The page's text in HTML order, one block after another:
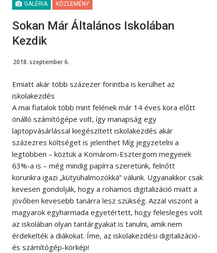
GALÉRIA KÖZLEMÉNY
Sokan Már Általános Iskolában
Kezdik
2018. szeptember 6.
Emiatt akár több százezer forintba is kerülhet az
iskolakezdés
A mai fiatalok több mint felének már 14 éves kora előtt
önálló számítógépe volt, így manapság egy
laptopvásárlással kiegészített iskolakezdés akár
százezres költséget is jelenthet Míg jegyzetelni a
legtöbben – köztük a Komárom-Esztergom megyeiek
63%-a is – még mindig papírra szeretünk, felnőtt
korunkra igazi „kütyühalmozókká” válunk. Ugyanakkor csak
kevesen gondolják, hogy a rohamos digitalizáció miatt a
jövőben kevesebb tanárra lesz szükség. Azzal viszont a
magyarok egyharmada egyetértett, hogy felesleges volt
az iskolában olyan tantárgyakat is tanulni, amik nem
érdekelték a diákokat. Íme, az iskolakezdési digitalizáció-
és számítógép-körkép!